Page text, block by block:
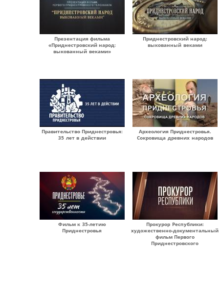
Презентация фильма
«Приднестровский народ:
выкованный веками»
Приднестровский народ:
выкованный веками
Правительство Приднестровья:
35 лет в действии
Археология Приднестровья.
Сокровища древних народов
Фильм к 35-летию
Приднестровья
Прокурор Республики:
художественно-документальный
фильм Первого
Приднестровского